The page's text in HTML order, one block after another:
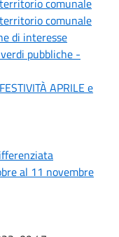
comunale
di interesse
pubbliche -
APRILE e
al 11 novembre